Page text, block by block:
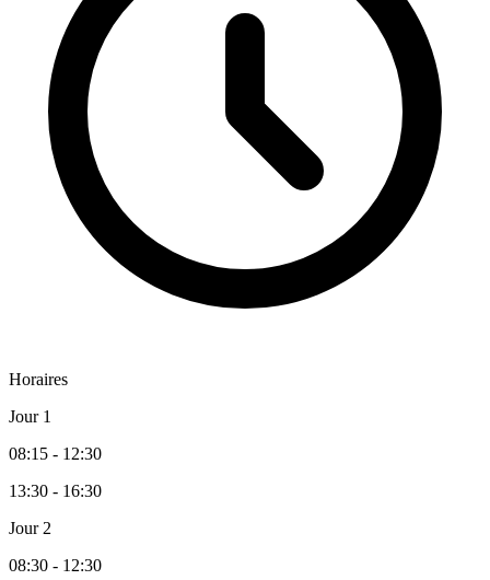
Horaires
Jour 1
08:15 - 12:30
13:30 - 16:30
Jour 2
08:30 - 12:30